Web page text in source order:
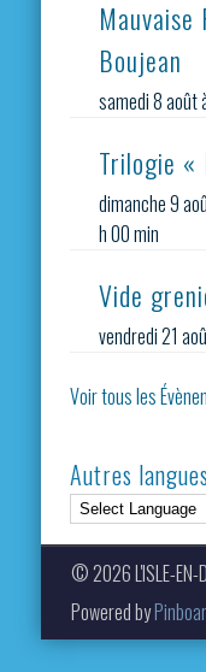
Boujean
samedi 8 août
Trilogie
dimanche 9
h 00 min
Vide
vendredi 21
Voir tous les
Autres
© 2026 L'ISLE-EN-
Powered by